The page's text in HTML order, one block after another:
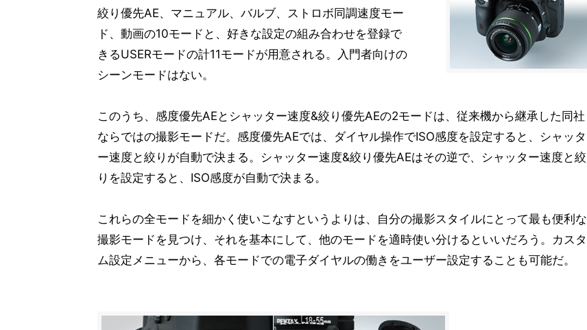
絞り優先AE、マニュアル、バルブ、ストロボ同調速度モー
ド、動画の10モードと、好きな設定の組み合わせを登録で
きるUSERモードの計11モードが用意される。入門者向けの
シーンモードはない。
このうち、感度優先AEとシャッター速度&絞り優先AEの2モードは、従来機から継承した同社
ならではの撮影モードだ。感度優先AEでは、ダイヤル操作でISO感度を設定すると、シャッタ
ー速度と絞りが自動で決まる。シャッター速度&絞り優先AEはその逆で、シャッター速度と絞
りを設定すると、ISO感度が自動で決まる。
これらの全モードを細かく使いこなすというよりは、自分の撮影スタイルにとって最も便利な
撮影モードを見つけ、それを基本にして、他のモードを適時使い分けるといいだろう。カスタ
ム設定メニューから、各モードでの電子ダイヤルの働きをユーザー設定することも可能だ。